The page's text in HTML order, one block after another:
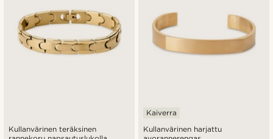
Kullanvärinen teräksinen
Kullanvärinen harjattu
Kaiverra